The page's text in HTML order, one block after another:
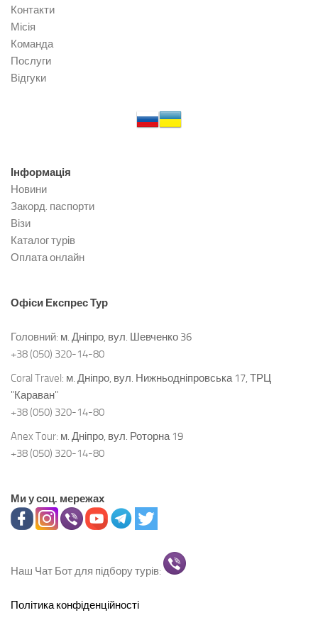
Контакти
Місія
Команда
Послуги
Відгуки
Інформація
Новини
Закорд. паспорти
Візи
Каталог турів
Оплата онлайн
Офіси Експрес Тур
Головний: м. Дніпро, вул. Шевченко 36
+38 (050) 320-14-80
Coral Travel: м. Дніпро, вул. Нижньодніпровська 17, ТРЦ
"Караван"
+38 (050) 320-14-80
Anex Tour: м. Дніпро, вул. Роторна 19
+38 (050) 320-14-80
Ми у соц. мережах
Наш Чат Бот для підбору турів:
Політика конфіденційності